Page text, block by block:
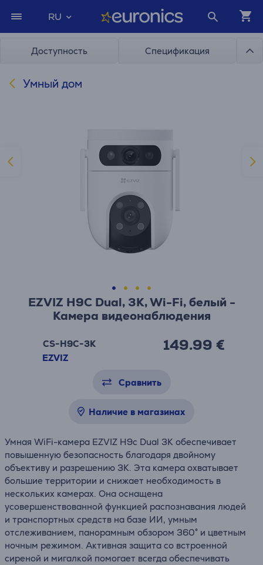
RU
Доступность Спецификация
Умный дом
EZVIZ H9C Dual, 3K, Wi-Fi, белый -
Камера видеонаблюдения
CS-H9C-3K
EZVIZ
149.99 €
Сравнить
Наличие в магазинах
Умная WiFi-камера EZVIZ H9c Dual 3K обеспечивает
повышенную безопасность благодаря двойному
объективу и разрешению 3K. Эта камера охватывает
большие территории и снижает необходимость в
нескольких камерах. Она оснащена
усовершенствованной функцией распознавания людей
и транспортных средств на базе ИИ, умным
отслеживанием, панорамным обзором 360° и цветным
ночным режимом. Активная защита со встроенной
сиреной и мигалкой помогает всегда обеспечивать